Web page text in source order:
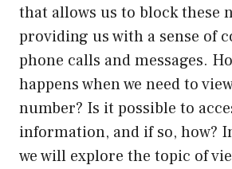
that allows us to block these
providing us with a sense of
phone calls and messages.
happens when we need to
number? Is it possible to
information, and if so, how?
we will explore the topic of